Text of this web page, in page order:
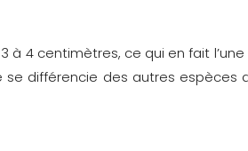
4 centimètres, ce qui en fait
se différencie des autres espèces